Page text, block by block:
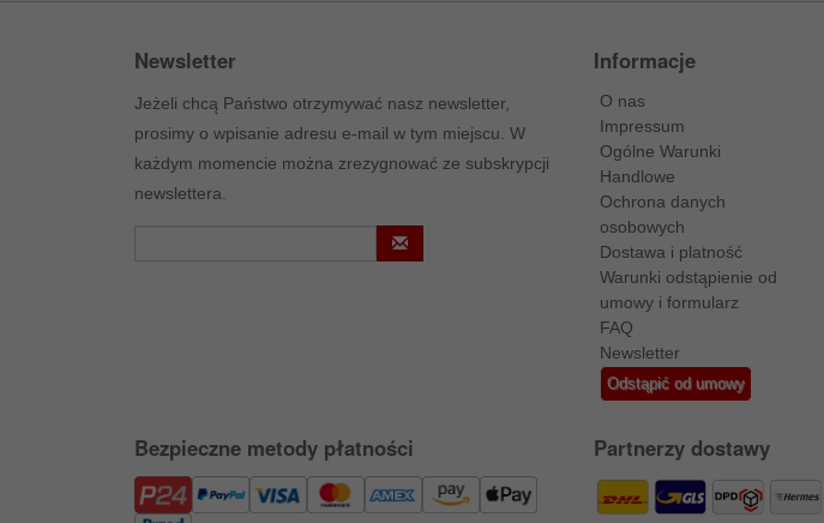
Newsletter
Jeżeli chcą Państwo otrzymywać nasz newsletter,
prosimy o wpisanie adresu e-mail w tym miejscu. W
każdym momencie można zrezygnować ze subskrypcji
newslettera.
Informacje
O nas
Impressum
Ogólne Warunki
Handlowe
Ochrona danych
osobowych
Dostawa i platność
Warunki odstąpienie od
umowy i formularz
FAQ
Newsletter
Odstąpić od umowy
Bezpieczne metody płatności Partnerzy dostawy